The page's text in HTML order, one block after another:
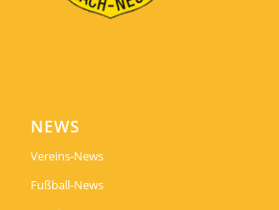
NEWS
Vereins-News
Fußball-News